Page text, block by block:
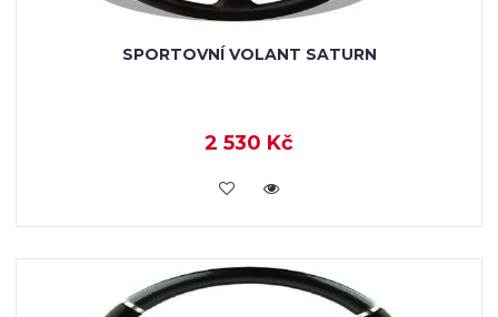
SPORTOVNÍ VOLANT SATURN
2 530 Kč
KOUPIT